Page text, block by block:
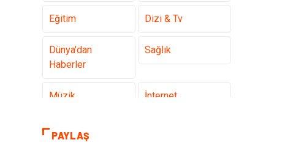
Eğitim Dizi & Tv
Dünya'dan
Haberler
Sağlık
Müzik İnternet
Ülkemizden
Haberler
PAYLAŞ